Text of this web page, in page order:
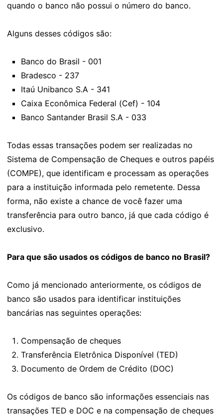
quando o banco não possui o número do banco.
Alguns desses códigos são:
Banco do Brasil - 001
Bradesco - 237
Itaú Unibanco S.A - 341
Caixa Econômica Federal (Cef) - 104
Banco Santander Brasil S.A - 033
Todas essas transações podem ser realizadas no
Sistema de Compensação de Cheques e outros papéis
(COMPE), que identificam e processam as operações
para a instituição informada pelo remetente. Dessa
forma, não existe a chance de você fazer uma
transferência para outro banco, já que cada código é
exclusivo.
Para que são usados os códigos de banco no Brasil?
Como já mencionado anteriormente, os códigos de
banco são usados para identificar instituições
bancárias nas seguintes operações:
Compensação de cheques
Transferência Eletrônica Disponível (TED)
Documento de Ordem de Crédito (DOC)
Os códigos de banco são informações essenciais nas
transações TED e DOC e na compensação de cheques